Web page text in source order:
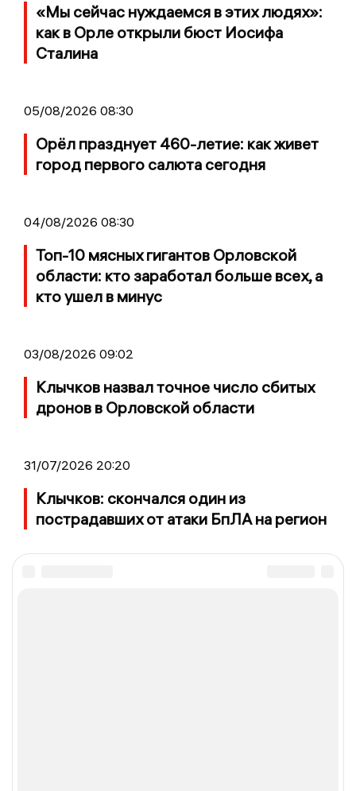
«Мы сейчас нуждаемся в этих людях»:
как в Орле открыли бюст Иосифа
Сталина
05/08/2026 08:30
Орёл празднует 460-летие: как живет
город первого салюта сегодня
04/08/2026 08:30
Топ-10 мясных гигантов Орловской
области: кто заработал больше всех, а
кто ушел в минус
03/08/2026 09:02
Клычков назвал точное число сбитых
дронов в Орловской области
31/07/2026 20:20
Клычков: скончался один из
пострадавших от атаки БпЛА на регион